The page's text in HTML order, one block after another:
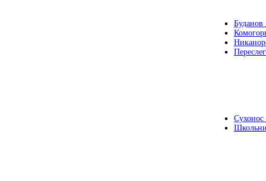
Буданов